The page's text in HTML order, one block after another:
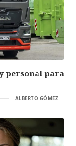
personal para
ALBERTO GÓMEZ